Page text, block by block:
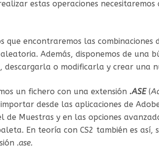
estas operaciones
encontraremos las combinaciones
Además, disponemos de una
o modificarla y crear una
un fichero con una extensión .ASE(
desde las aplicaciones de
de Muestras y en las opciones
En teoría con CS2 también es así,
.ase.